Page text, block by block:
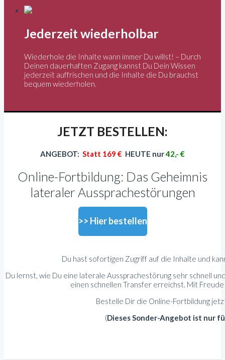
Jederzeit wiederholbar
Wiederhole die Inhalte wann immer Du willst! – Durch
Deinen dauerhaften Zugang kannst Du Dein Wissen
jederzeit auffrischen und die Inhalte die Du brauchst
bequem wiederholen.
JETZT BESTELLEN:
ANGEBOT: Statt 169 € HEUTE nur42,- €
Online-Fortbildung: Das Geheimnis
lateraler Aussprachestörungen
>> Hier bestellen
Du hast sofortigen Zugriff auf die Inhalte und
Du lernst, wie Du eine laterale Aussprachestörung sehr schnell
einen schnellen Transfer erreichst. Mit
Bestelle Dir die Online-Fortbildung
(Dieses Sonder-Angebot ist nur